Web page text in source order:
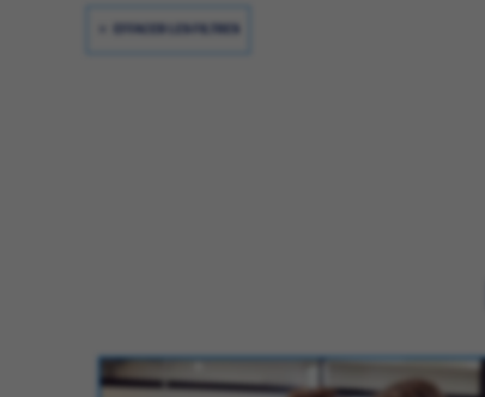
EFFACER LES FILTRES